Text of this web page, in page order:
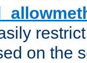
on the